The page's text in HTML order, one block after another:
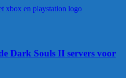
Dark Souls II servers voor